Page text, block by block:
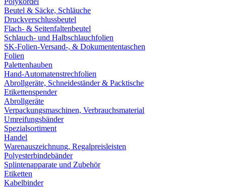
Beutel & Säcke, Schläuche
Druckverschlussbeutel
Flach- & Seitenfaltenbeutel
Schlauch- und Halbschlauchfolien
SK-Folien-Versand-, & Dokumententaschen
Folien
Palettenhauben
Hand-Automatenstrechfolien
Abrollgeräte, Schneideständer & Packtische
Etikettenspender
Abrollgeräte
Verpackungsmaschinen, Verbrauchsmaterial
Umreifungsbänder
Spezialsortiment
Handel
Warenauszeichnung, Regalpreisleisten
Polyesterbindebänder
Splintenapparate und Zubehör
Etiketten
Kabelbinder